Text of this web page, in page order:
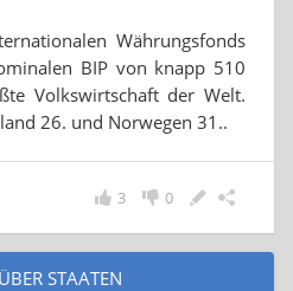
Währungsfonds
BIP von knapp 510
Volkswirtschaft der Welt.
26. und Norwegen 31..
0
3
STAATEN